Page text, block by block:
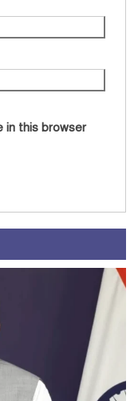
in this browser